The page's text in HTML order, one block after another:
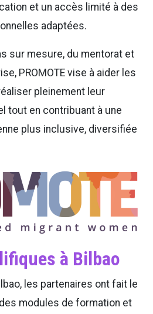
et un accès limité à des
adaptées.
sur mesure, du mentorat et
PROMOTE vise à aider les
pleinement leur
tout en contribuant à une
plus inclusive, diversifiée
à Bilbao
les partenaires ont fait le
modules de formation et